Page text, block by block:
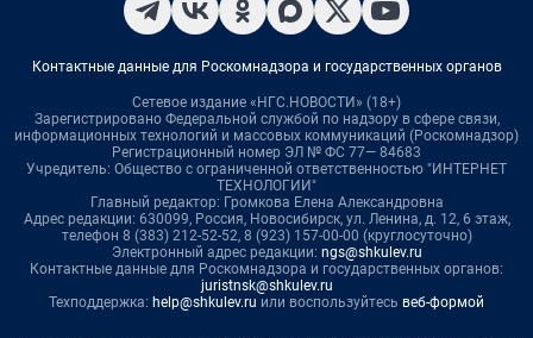
Контактные данные для Роскомнадзора и государственных органов
Сетевое издание «НГС.НОВОСТИ» (18+)
Зарегистрировано Федеральной службой по надзору в сфере связи,
информационных технологий и массовых коммуникаций (Роскомнадзор)
Регистрационный номер ЭЛ № ФС 77— 84683
Учредитель: Общество с ограниченной ответственностью "ИНТЕРНЕТ
ТЕХНОЛОГИИ"
Главный редактор: Громкова Елена Александровна
Адрес редакции: 630099, Россия, Новосибирск, ул. Ленина, д. 12, 6 этаж,
телефон 8 (383) 212-52-52, 8 (923) 157-00-00 (круглосуточно)
Электронный адрес редакции: ngs@shkulev.ru
Контактные данные для Роскомнадзора и государственных органов:
juristnsk@shkulev.ru
Техподдержка: help@shkulev.ru или воспользуйтесь веб-формой